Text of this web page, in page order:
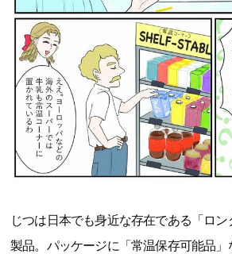
じつは日本でも身近な存在である「ロン
製品。パッケージに「常温保存可能品」